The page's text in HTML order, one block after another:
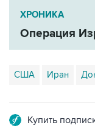
Операция
США Иран
Подписаться